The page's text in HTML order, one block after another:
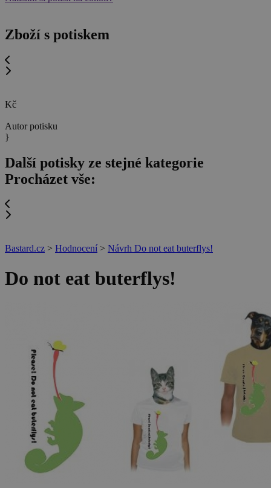
Zboží s potiskem
Kč
Autor potisku
}
Další potisky ze stejné kategorie
Procházet vše:
Bastard.cz > Hodnocení > Návrh Do not eat buterflys!
Do not eat buterflys!